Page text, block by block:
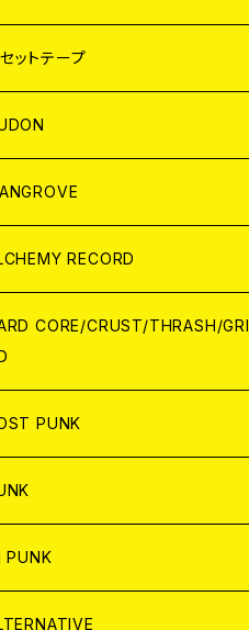
ットテープ
レル
ログ
CONTENTS
RECORD
CORE/CRUST/THRASH/GRI
PUNK
PUNK